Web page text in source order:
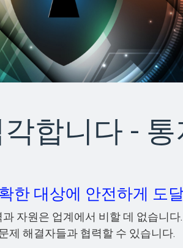
합니다 - 통
한 대상에 안전하게 도
자원은 업계에서 비할 데 없습니
제 해결자들과 협력할 수 있습니다.